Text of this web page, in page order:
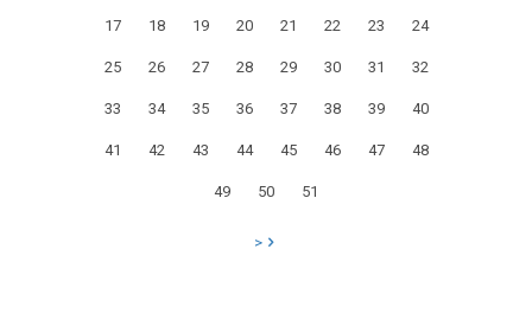
17 18 19 20 21 22 23 24
25 26 27 28 29 30 31 32
33 34 35 36 37 38 39 40
41 42 43 44 45 46 47 48
49 50 51
>